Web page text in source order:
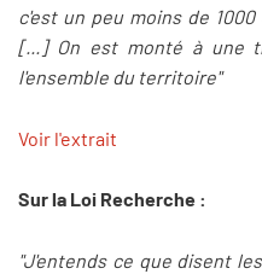
c'est un peu moins de
[...] On est monté à une
l'ensemble du territoire"
Voir l'extrait
Sur la Loi Recherche :
"J'entends ce que disent